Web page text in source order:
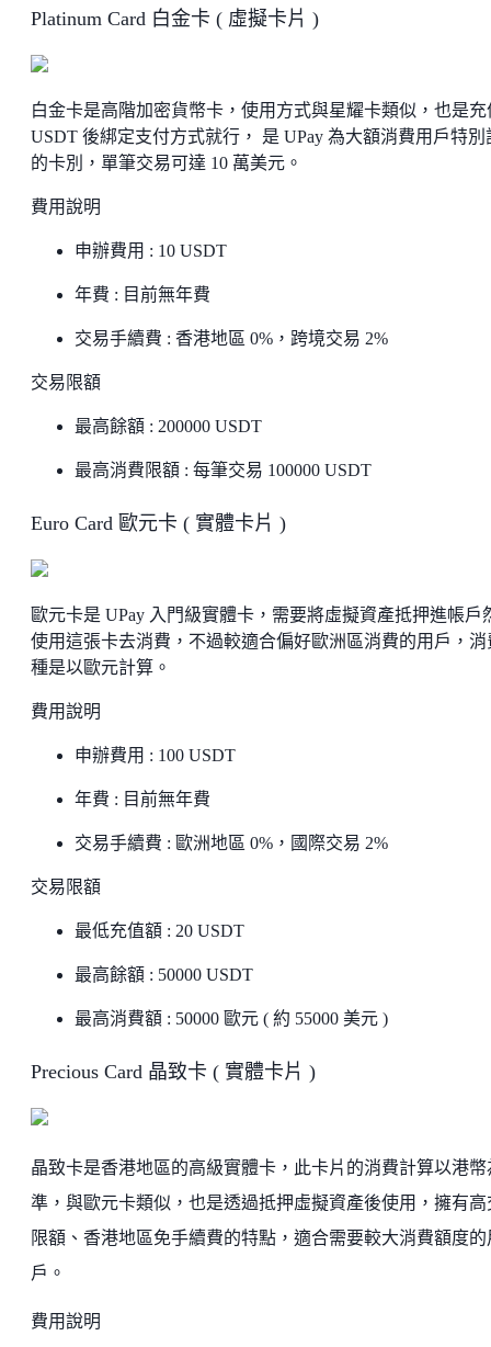
Platinum Card 白金卡 ( 虛擬卡片 )
白金卡是高階加密貨幣卡，使用方式與星耀卡類似，也是充
USDT 後綁定支付方式就行， 是 UPay 為大額消費用戶特別
的卡別，單筆交易可達 10 萬美元。
費用說明
申辦費用 : 10 USDT
年費 : 目前無年費
交易手續費 : 香港地區 0%，跨境交易 2%
交易限額
最高餘額 : 200000 USDT
最高消費限額 : 每筆交易 100000 USDT
Euro Card 歐元卡 ( 實體卡片 )
歐元卡是 UPay 入門級實體卡，需要將虛擬資產抵押進帳戶
使用這張卡去消費，不過較適合偏好歐洲區消費的用戶，消
種是以歐元計算。
費用說明
申辦費用 : 100 USDT
年費 : 目前無年費
交易手續費 : 歐洲地區 0%，國際交易 2%
交易限額
最低充值額 : 20 USDT
最高餘額 : 50000 USDT
最高消費額 : 50000 歐元 ( 約 55000 美元 )
Precious Card 晶致卡 ( 實體卡片 )
晶致卡是香港地區的高級實體卡，此卡片的消費計算以港幣
準，與歐元卡類似，也是透過抵押虛擬資產後使用，擁有高
限額、香港地區免手續費的特點，適合需要較大消費額度的
戶。
費用說明